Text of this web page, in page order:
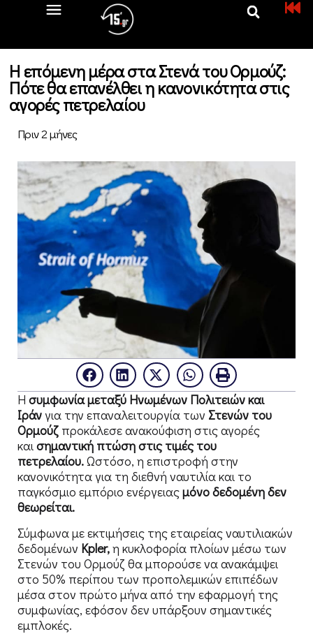
Η επόμενη μέρα στα Στενά του Ορμούζ:
Πότε θα επανέλθει η κανονικότητα στις
αγορές πετρελαίου
Πριν 2 μήνες
Η συμφωνία μεταξύ Ηνωμένων Πολιτειών και
Ιράνγια την επαναλειτουργία των Στενών του
Ορμούζ προκάλεσε ανακούφιση στις αγορές
καισημαντική πτώση στις τιμές του
πετρελαίου.Ωστόσο, η επιστροφή στην
κανονικότητα για τη διεθνή ναυτιλία και το
παγκόσμιο εμπόριο ενέργειαςμόνο δεδομένη δεν
θεωρείται.
Σύμφωνα με εκτιμήσεις της εταιρείας ναυτιλιακών
δεδομένων Kpler,η κυκλοφορία πλοίων μέσω των
Στενών του Ορμούζ θα μπορούσε να ανακάμψει
στο 50% περίπου των προπολεμικών επιπέδων
μέσα στον πρώτο μήνα από την εφαρμογή της
συμφωνίας, εφόσον δεν υπάρξουν σημαντικές
εμπλοκές.